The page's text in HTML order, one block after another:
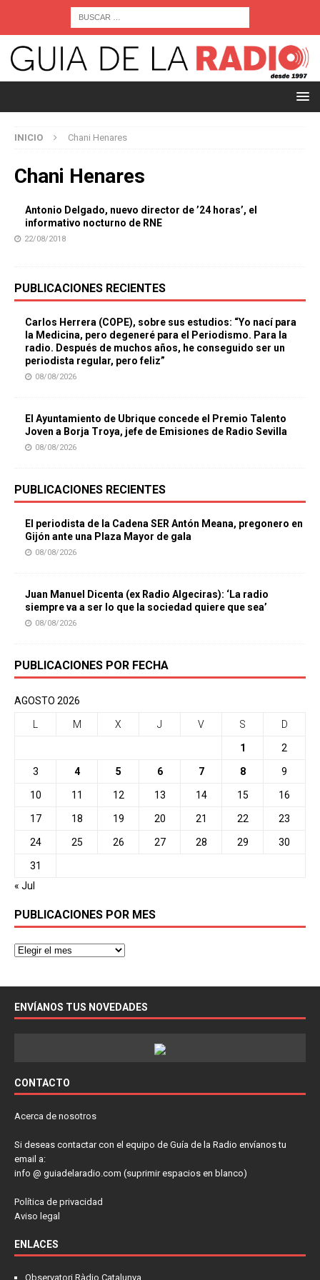
INICIO Chani Henares
Chani Henares
Antonio Delgado, nuevo director de ’24 horas’, el
informativo nocturno de RNE
22/08/2018
PUBLICACIONES RECIENTES
Carlos Herrera (COPE), sobre sus estudios: “Yo nací para
la Medicina, pero degeneré para el Periodismo. Para la
radio. Después de muchos años, he conseguido ser un
periodista regular, pero feliz”
08/08/2026
El Ayuntamiento de Ubrique concede el Premio Talento
Joven a Borja Troya, jefe de Emisiones de Radio Sevilla
08/08/2026
PUBLICACIONES RECIENTES
El periodista de la Cadena SER Antón Meana, pregonero en
Gijón ante una Plaza Mayor de gala
08/08/2026
Juan Manuel Dicenta (ex Radio Algeciras): ‘La radio
siempre va a ser lo que la sociedad quiere que sea’
08/08/2026
PUBLICACIONES POR FECHA
AGOSTO 2026
M X J V S D
1 2
3 4 5 6 7 8 9
10 11 12 13 14 15 16
17 18 19 20 21 22 23
24 25 26 27 28 29 30
31
« Jul
PUBLICACIONES POR MES
ENVÍANOS TUS NOVEDADES
CONTACTO
Acerca de nosotros
Si deseas contactar con el equipo de Guía de la Radio envíanos tu
email a:
info @ guiadelaradio.com (suprimir espacios en blanco)
Política de privacidad
Aviso legal
ENLACES
Observatori Ràdio Catalunya